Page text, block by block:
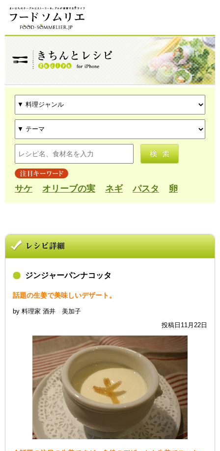
サケ オリーブの実 ネギ パスタ 卵
ジンジャーパンナコッタ
話題の生姜で美味しいデザート。
by 料理家 酒井 美加子
投稿日11月22日